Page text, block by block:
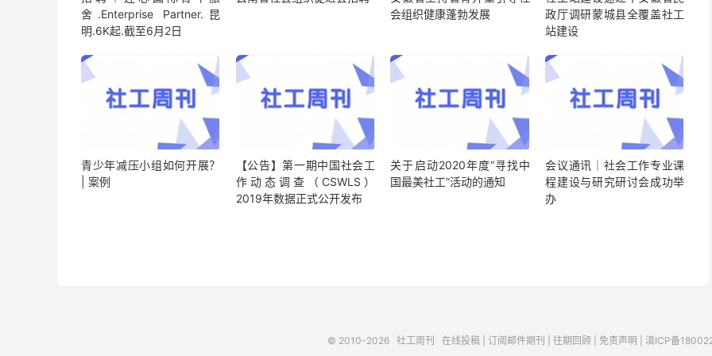
舍.Enterprise Partner.昆
明.6K起.截至6月2日
会组织健康蓬勃发展
政厅调研蒙城县全覆盖社工
站建设
青少年减压小组如何开展？
| 案例
【公告】第一期中国社会工
作动态调查（CSWLS）
2019年数据正式公开发布
关于启动2020年度“寻找中
国最美社工”活动的通知
会议通讯｜社会工作专业课
程建设与研究研讨会成功举
办
© 2010-2026 社工周刊 在线投稿| 订阅邮件期刊 往期回顾| 免责声明 滇ICP备